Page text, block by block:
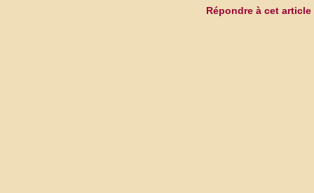
Répondre à cet article